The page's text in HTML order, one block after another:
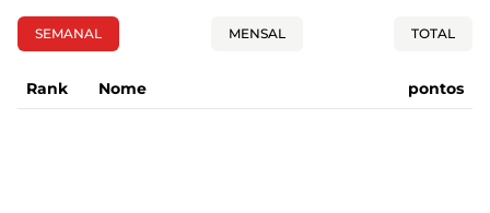
SEMANAL MENSAL TOTAL
Rank Nome pontos